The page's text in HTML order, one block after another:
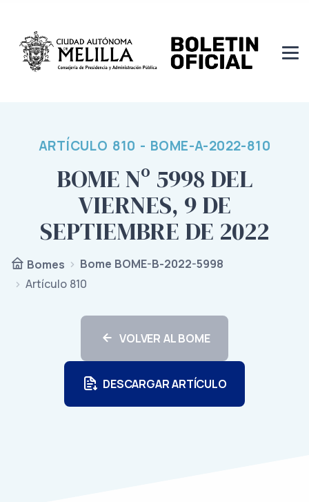
ARTÍCULO 810 - BOME-A-2022-810
BOME Nº 5998 DEL
VIERNES, 9 DE
SEPTIEMBRE DE 2022
Bomes
Bome BOME-B-2022-5998
Artículo 810
VOLVER AL BOME
DESCARGAR ARTÍCULO